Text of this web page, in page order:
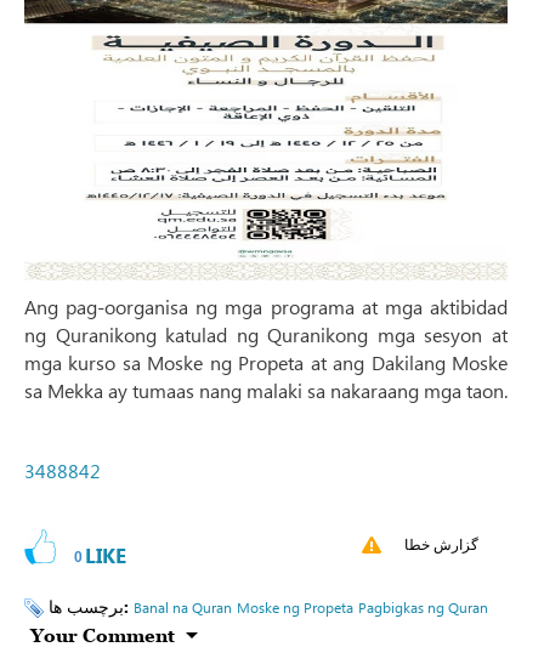
Ang pag-oorganisa ng mga programa at mga aktibidad
ng Quranikong katulad ng Quranikong mga sesyon at
mga kurso sa Moske ng Propeta at ang Dakilang Moske
sa Mekka ay tumaas nang malaki sa nakaraang mga taon.
3488842
0 LIKE گزارش خطا
برچسب ها: Banal na Quran Moske ng Propeta Pagbigkas ng Quran
Your Comment